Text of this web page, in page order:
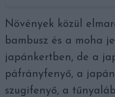
Növények közül
bambusz és a moha
japánkertben, de a
páfrányfenyő, a
szugifenyő, a